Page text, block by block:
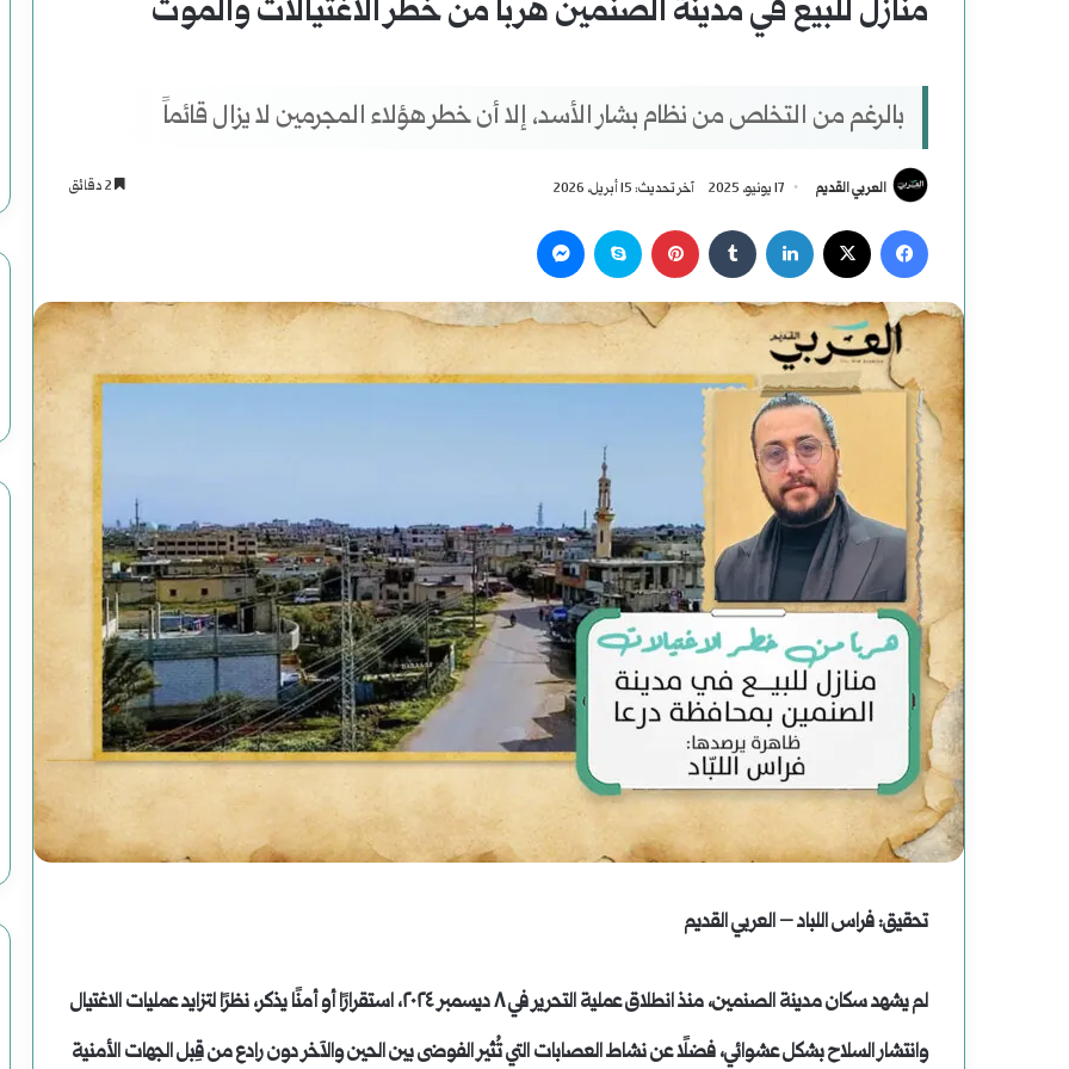
منازل للبيع في مدينة الصنمين هرباً من خطر الاغتيالات والموت
بالرغم من التخلص من نظام بشار الأسد، إلا أن خطر هؤلاء المجرمين لا يزال قائماً
العربي القديم 17 يونيو، 2025 آخر تحديث: 15 أبريل، 2026
فيسبوك لينكدإن بينتيريستسكايب
تحقيق: فراس اللباد – العربي القديم
لم يشهد سكان مدينة الصنمين، منذ انطلاق عملية التحرير في ٨ ديسمبر ٢٠٢٤، استقرارًا أو أمنًا يذكر، نظرًا لتزايد عمليات الاغتيال
وانتشار السلاح بشكل عشوائي، فضلًا عن نشاط العصابات التي تُثير الفوضى بين الحين والآخر دون رادع من قِبل الجهات الأمنية
رواية
(الصاعدون
إلى
النعيم)
لموسى
رحوم
داعش
تنظيم
مصنوع
رواية (الصاعدون إلى النعيم) لموسى رحوم
عباس: داعش تنظيم مصنوع وضحاياه أبرياء
سوريا
الحلم
(2)
هاوية
منعطف
سوريا الحلم (2) هاوية بعد منعطف